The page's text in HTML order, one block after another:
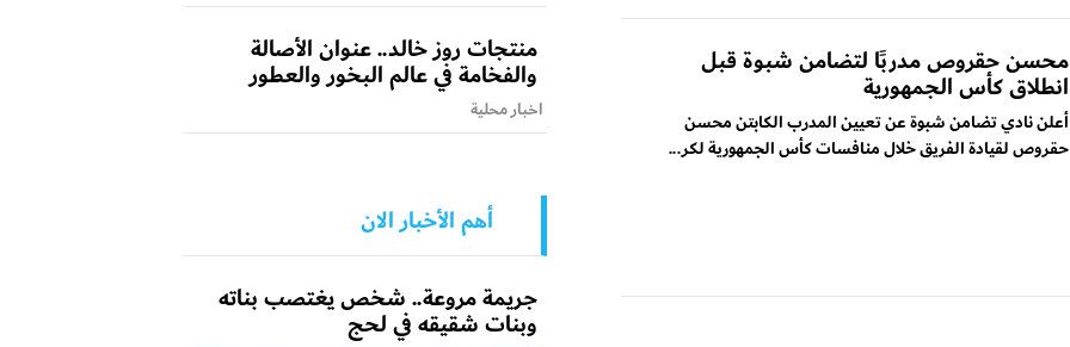
محسن حقروص مدربًا لتضامن شبوة قبل
انطلاق كأس الجمهورية
أعلن نادي تضامن شبوة عن تعيين المدرب الكابتن محسن
حقروص لقيادة الفريق خلال منافسات كأس الجمهورية لكر...
منتجات روز خالد.. عنوان الأصالة
والفخامة في عالم البخور والعطور
اخبار محلية
أهم الأخبار الان
جريمة مروعة.. شخص يغتصب بناته
وبنات شقيقه في لحج